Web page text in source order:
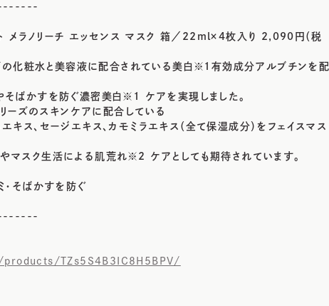
ノリーチ エッセンス マスク 箱／22ml×4枚入り 2,090円（税
化粧水と美容液に配合されている美白※1有効成分アルブチンを配
そばかすを防ぐ濃密美白※1 ケアを実現しました。
ズのスキンケアに配合している
キス、セージエキス、カモミラエキス（全て保湿成分）をフェイスマス
マスク生活による肌荒れ※2 ケアとしても期待されています。
そばかすを防ぐ
TZs5S4B3IC8H5BPV/